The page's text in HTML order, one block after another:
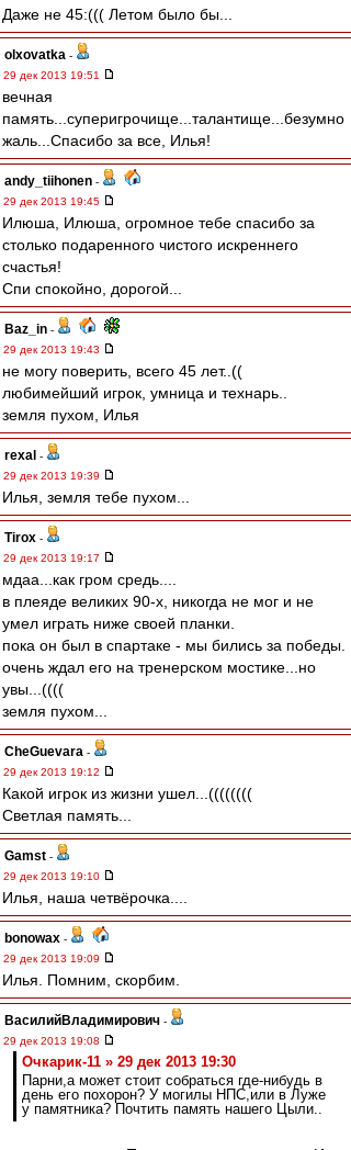
Даже не 45:((( Летом было бы...
olxovatka -
29 дек 2013 19:51
вечная
память...суперигрочище...талантище...безумно
жаль...Спасибо за все, Илья!
andy_tiihonen -
29 дек 2013 19:45
Илюша, Илюша, огромное тебе спасибо за
столько подаренного чистого искреннего
счастья!
Спи спокойно, дорогой...
Baz_in -
29 дек 2013 19:43
не могу поверить, всего 45 лет..((
любимейший игрок, умница и технарь..
земля пухом, Илья
rexal -
29 дек 2013 19:39
Илья, земля тебе пухом...
Tirox -
29 дек 2013 19:17
мдаа...как гром средь....
в плеяде великих 90-х, никогда не мог и не
умел играть ниже своей планки.
пока он был в спартаке - мы бились за победы.
очень ждал его на тренерском мостике...но
увы...((((
земля пухом...
CheGuevara -
29 дек 2013 19:12
Какой игрок из жизни ушел...((((((((
Светлая память...
Gamst -
29 дек 2013 19:10
Илья, наша четвёрочка....
bonowax -
29 дек 2013 19:09
Илья. Помним, скорбим.
ВасилийВладимирович -
29 дек 2013 19:08
Очкарик-11 » 29 дек 2013 19:30
Парни,а может стоит собраться где-нибудь в
день его похорон? У могилы НПС,или в Луже
у памятника? Почтить память нашего Цыли..